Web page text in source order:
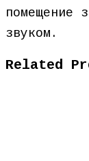
помещение
звуком.
Related